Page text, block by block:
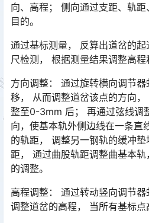
向、高程； 侧向通过支距、轨
目的。󠅅󠅃󠄵󠅂󠄪󠇖󠆨󠆨󠇕󠆞󠆒󠅬󠇘󠆭󠆘󠇙󠆝󠅵󠇗󠆭󠆁󠄐󠇗󠅹󠅸󠇖󠆍󠅳󠇖󠅹󠅰󠇖󠆌󠅹
通过基标测量， 反算出道岔的起
尺检测， 根据测量结果调整高程
方向调整： 通过旋转横向调节
移， 从而调整道岔该点的方向
整至0-3mm 后； 再通过弦线调
向，使基本轨外侧边线在一条直
的轨距， 调整另一钢轨的缓冲
距， 通过曲股轨距调整曲基本
的调整。󠅅󠅃󠄵󠅂󠄪󠇖󠆨󠆨󠇕󠆞󠆒󠅬󠇘󠆭󠆘󠇙󠆝󠅵󠇗󠆭󠆁󠄐󠇗󠅹󠅸󠇖󠆍󠅳󠇖󠅹󠅰󠇖󠆌󠅹
高程调整： 通过转动竖向调节
调整道岔的高程， 当所有基标点